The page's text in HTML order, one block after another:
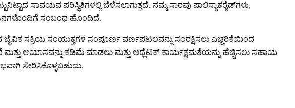
ಸಾವಯವ ಪರಿಸ್ಥಿತಿಗಳಲ್ಲಿ ಬೆಳೆಸಲಾಗುತ್ತದೆ. ನಮ್ಮ ಸಾರವು ಪಾಲಿಸ್ಯಾಕರೈಡ್‌ಗಳು,
ಸಂಬಂಧ ಹೊಂದಿದೆ.
ಜೈವಿಕ ಸಕ್ರಿಯ ಸಂಯುಕ್ತಗಳ ಸಂಪೂರ್ಣ ವರ್ಣಪಟಲವನ್ನು ಸಂರಕ್ಷಿಸಲು ಎಚ್ಚರಿಕೆಯಿಂದ
ಮತ್ತು ಆಯಾಸವನ್ನು ಕಡಿಮೆ ಮಾಡಲು ಮತ್ತು ಅಥ್ಲೆಟಿಕ್ ಕಾರ್ಯಕ್ಷಮತೆಯನ್ನು ಹೆಚ್ಚಿಸಲು ಸಹಾಯ
ಸೇರಿಸಿಕೊಳ್ಳಬಹುದು.